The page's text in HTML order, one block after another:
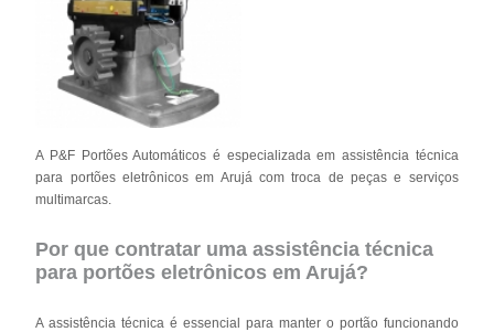
A P&F Portões Automáticos é especializada em assistência técnica
para portões eletrônicos em Arujá com troca de peças e serviços
multimarcas.
Por que contratar uma assistência técnica
para portões eletrônicos em Arujá?
A assistência técnica é essencial para manter o portão funcionando